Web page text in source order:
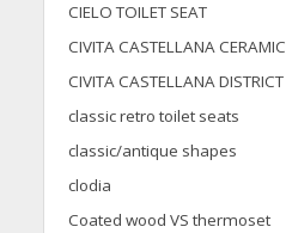
CIELO TOILET SEAT
CIVITA CASTELLANA CERAMIC
CIVITA CASTELLANA DISTRICT
classic retro toilet seats
classic/antique shapes
clodia
Coated wood VS thermoset